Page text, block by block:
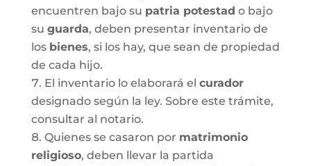
encuentren bajo su patria potestad o bajo
su guarda, deben presentar inventario de
los bienes, si los hay, que sean de propiedad
de cada hijo.
El inventario lo elaborará el curador
designado según la ley. Sobre este trámite,
consultar al notario.
Quienes se casaron por matrimonio
religioso, deben llevar la partida